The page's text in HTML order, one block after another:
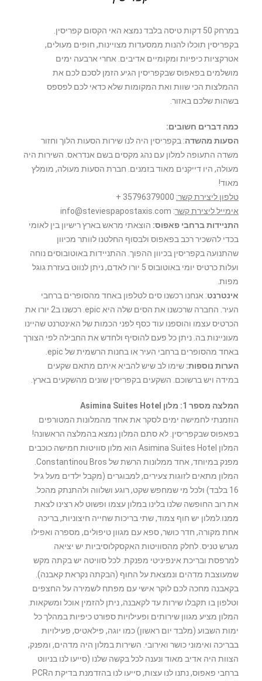
במרחק 50 דקות טיסה בלבד נמצא האי הקסום קפריסין.
בקפריסין תוכלו להנות ממסעדות מצויינות, חופים מעולים,
אטרקציות כיפיות ומקומיים אדיבים. אחרי ארבעה ימים
מושלמים בפאפוס שבקפריסין הגיע הזמן לסכם לכם את
ההמלצות הכי שוות ואת המקומות שלא כדאי לכם לפספס
בשהות שלכם באזור.
כמה דברים חשובים:
הסעות מהשדה: בקפריסין היה לנו שירות הסעות הלוך וחזור
משדה התעופה למלון עם נהג מקסים בשם אנדראס. השירות היה
מעולה, היו דייקנים מאוד בזמנים. חברת הסעות מעולה, מומלץ
מאוד!
טלפון ליצירת קשר:
אימייל ליצירת קשר: info@steviespapostaxis.com
התניידות ברחבי פאפוס: הוצאתי מראש בארץ רישיון בין לאומי
בכדי להשכיר רכב בפאפוס ולבסוף החלטנו לוותר מכיוון
שהתנועה בקפריסין בכיוון ההפוך. ההתניידות באוטובוסים נוחה
ועלות כרטיס יומי באוטובוס 5 יורו לאדם, ניתן לנווט בעזרת גוגל
מפות.
אינטרנט: אנחנו רכשנו סים לטלפון באחד מהסופרים ברחבי
העיר. החברה שרכשנו את הסים שלה היא epic. רכשנו ב2 יורו את
הכרטיס עצמו והוספנו עוד כסף לפני הכמות של האינטרנט שהיינו
מעוניינות בה. ניתן כל פעם להוסיף ולחדש את החבילה לפי הצורך
באחד מהסופרים ברחבי העיר או בחנות הרשמית של epic.
הערות נוספות: שימו לב שיש להביא איתם מתאם שקעים
במידה ויש ברשוכם. השקעים בקפריסין שונים מהשקעים בארץ.
המלצה מספר 1: מלון Asimina Suites Hotel
הוזמנתי לחמישה ימים לסקר את אחד מהמלונות המטורפים
בפאפוס שבקפריסין. לא סתם המלון נמצא בהמלצה הראשונה!
המלון Asimina Suites Hotel הוא מלון סוויטות חמישה כוכבים
המלון מתאים לזוגות צעירים, למבוגרים (מקבל ילדים מעל גיל
16 בלבד) ולכל מי שמחפש שקט, רוגע ושלווה ולהתנתק מהכל.
את רוב החופשה שלנו בלינו במלון עצמו ופשוט לא רצינו לצאת
ממנו.למלון יש חוף צמוד, שתי בריכות שחייה חיצוניות, בריכה
אחת מקורה, חדר כושר, ספא עם מגוון טיפולים, מספרה ואפילו
מגרש טניס. לחלק מהסוויטות האקסקלוסיביות יש יציאה
למרפסת ובריכת אינפיניטי מפנקת. לכל סוויטה יש בקתה מקש
שמעוצבת מדהים ונמצאת על החוף (הבקתה נקראת קאבנה).
בקאבנה מחכה לכם לוקר אישי עם מפתח לשמירה על החצפים
וטלפון בו תקבלו שירות עד לקאבנה, ניתן להזמין אוכל ומשקאות.
המלון מציע מגוון שירותים ופעילויות ספורט כיפיות במהלך כל
ימות השבוע (מלבד יום ראשון) כמו יוגה, פילאטיס, פעילויות
בבריכה ואימוני כושר ואירובי. השירות במלון היה מדהים, ומפנק,
הצוות היה אדיב מאוד ונענה לכל בקשה שלנו (סייעו לנו בניווט
ברחבי פאפוס, נתנו לנו עצות, סייעו לנו בהזדמנת בדיקת הPCR